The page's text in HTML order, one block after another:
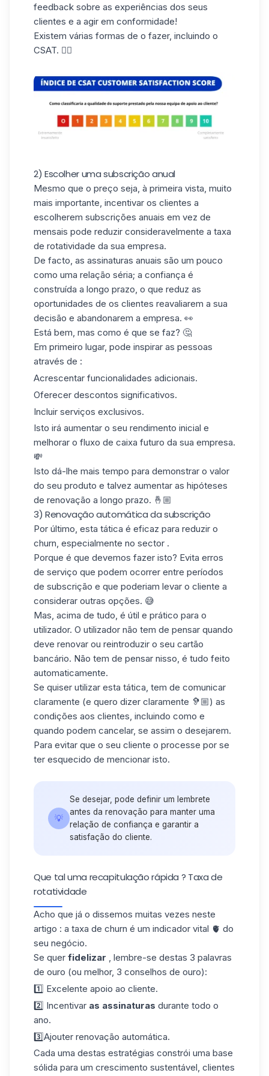
feedback sobre as experiências dos seus
clientes e a agir em conformidade!
Existem várias formas de o fazer, incluindo o
CSAT. 👇🏼
2) Escolher uma subscrição anual
Mesmo que o preço seja, à primeira vista, muito
mais importante, incentivar os clientes a
escolherem subscrições anuais em vez de
mensais pode reduzir consideravelmente a taxa
de rotatividade da sua empresa.
De facto, as assinaturas anuais são um pouco
como uma relação séria; a confiança é
construída a longo prazo, o que reduz as
oportunidades de os clientes reavaliarem a sua
decisão e abandonarem a empresa. 👀
Está bem, mas como é que se faz? 🤔
Em primeiro lugar, pode inspirar as pessoas
através de :
Acrescentar funcionalidades adicionais.
Oferecer descontos significativos.
Incluir serviços exclusivos.
Isto irá aumentar o seu rendimento inicial e
melhorar o fluxo de caixa futuro da sua empresa.
💸
Isto dá-lhe mais tempo para demonstrar o valor
do seu produto e talvez aumentar as hipóteses
de renovação a longo prazo. 🤞🏼
3) Renovação automática da subscrição
Por último, esta tática é eficaz para reduzir o
churn, especialmente no sector .
Porque é que devemos fazer isto? Evita erros
de serviço que podem ocorrer entre períodos
de subscrição e que poderiam levar o cliente a
considerar outras opções. 😅
Mas, acima de tudo, é útil e prático para o
utilizador. O utilizador não tem de pensar quando
deve renovar ou reintroduzir o seu cartão
bancário. Não tem de pensar nisso, é tudo feito
automaticamente.
Se quiser utilizar esta tática, tem de comunicar
claramente (e quero dizer claramente 🦻🏼) as
condições aos clientes, incluindo como e
quando podem cancelar, se assim o desejarem.
Para evitar que o seu cliente o processe por se
ter esquecido de mencionar isto.
💡
Se desejar, pode definir um lembrete
antes da renovação para manter uma
relação de confiança e garantir a
satisfação do cliente.
Que tal uma recapitulação rápida ? Taxa de
rotatividade
Acho que já o dissemos muitas vezes neste
artigo : a taxa de churn é um indicador vital 🫀 do
seu negócio.
Se quer fidelizar , lembre-se destas 3 palavras
de ouro (ou melhor, 3 conselhos de ouro):
1️⃣ Excelente apoio ao cliente.
2️⃣ Incentivar as assinaturas durante todo o
ano.
3️⃣Ajouter renovação automática.
Cada uma destas estratégias constrói uma base
sólida para um crescimento sustentável, clientes